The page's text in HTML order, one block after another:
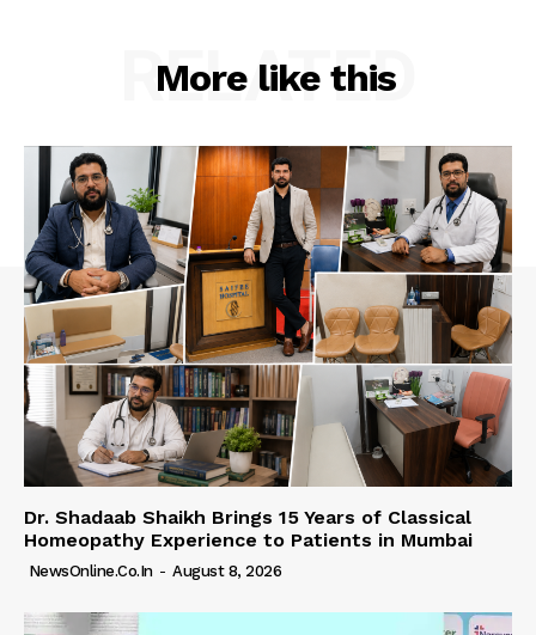
More like this
RELATED
Dr. Shadaab Shaikh Brings 15 Years of Classical
Homeopathy Experience to Patients in Mumbai
NewsOnline.co.in - August 8, 2026